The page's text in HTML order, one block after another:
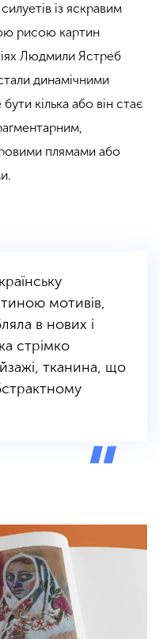
із яскравим
рисою картин
Людмили Ястреб
динамічними
кілька або він стає
плямами або
мотивів,
в нових і
стрімко
тканина, що